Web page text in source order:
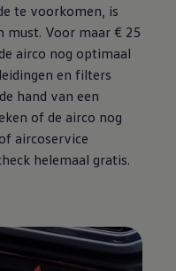
te voorkomen, is
must. Voor maar € 25
airco nog optimaal
en filters
hand van een
of de airco nog
aircoservice
helemaal gratis.